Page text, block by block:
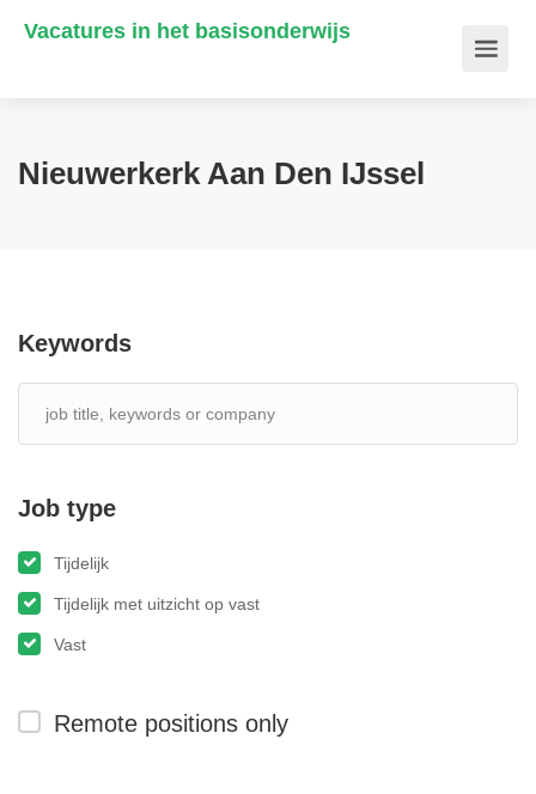
Vacatures in het basisonderwijs
Nieuwerkerk Aan Den IJssel
Keywords
Job type
Tijdelijk
Tijdelijk met uitzicht op vast
Vast
Remote positions only